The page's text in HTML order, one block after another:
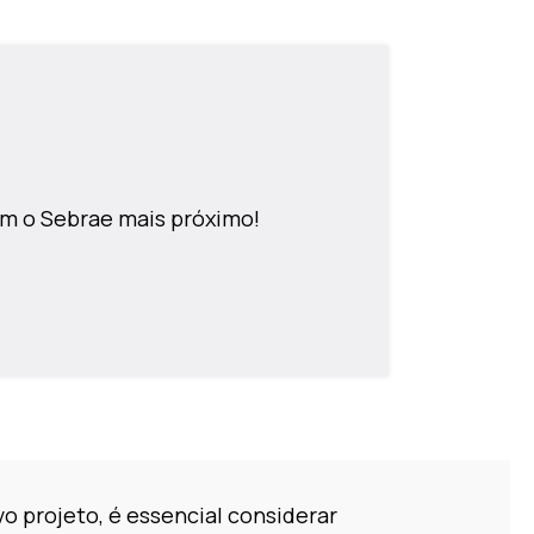
o Sebrae mais próximo!
projeto, é essencial considerar